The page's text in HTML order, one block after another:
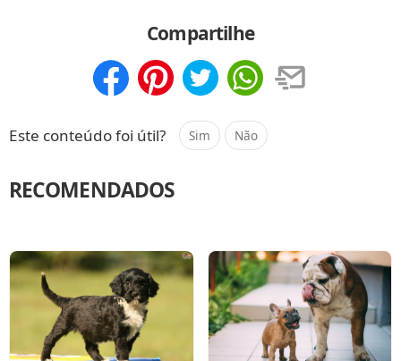
Compartilhe
Este conteúdo foi útil? Sim Não
RECOMENDADOS